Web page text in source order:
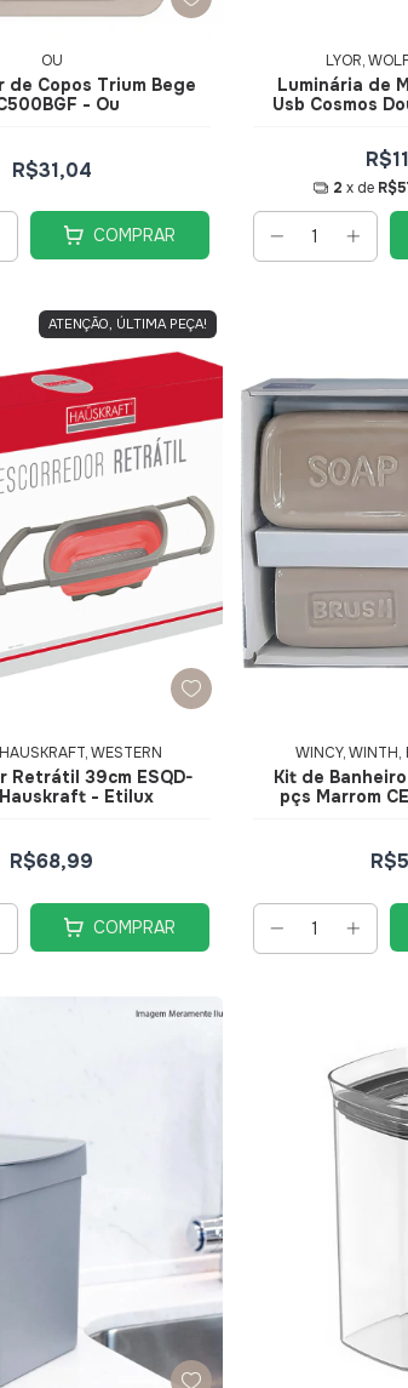
OU
de Copos Trium Bege
- Ou
R$31,04
COMPRAR
LYOR,
Luminária de
Usb Cosmos
2 x de
ATENÇÃO, ÚLTIMA PEÇA!
WESTERN
Retrátil 39cm ESQD-
- Etilux
R$68,99
COMPRAR
WINCY, WINTH,
Kit de
pçs Marrom